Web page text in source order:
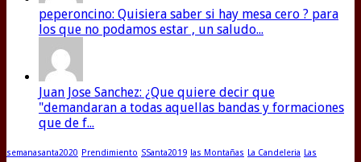
peperoncino: Quisiera saber si hay mesa cero ? para
los que no podamos estar , un saludo...
Juan Jose Sanchez: ¿Que quiere decir que
"demandaran a todas aquellas bandas y formaciones
que de f...
semanasanta2020 Prendimiento SSanta2019 las Montañas La Candeleria Las